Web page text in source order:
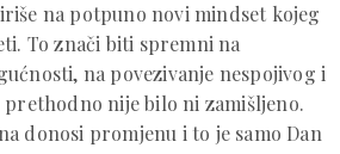
na potpuno novi mindset kojeg
To znači biti spremni na
na povezivanje nespojivog i
prethodno nije bilo ni zamišljeno.
donosi promjenu i to je samo Dan